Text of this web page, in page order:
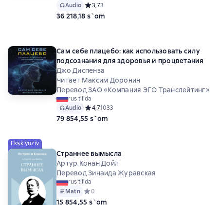
Audio Средний рейтинг 3,7 на основе 3 оценок
3,73
36 218,18 s`om
Сам себе плацебо: как использовать силу
подсознания для здоровья и процветания
Джо Диспенза
Читает Максим Доронин
Перевод ЗАО «Компания ЭГО Транслейтинг»
rus tilida
Audio Средний рейтинг 4,7 на основе 1033 оценок
4,71033
79 854,55 s`om
Eksklyuziv
Страннее вымысла
Артур Конан Дойл
Перевод Зинаида Журавская
rus tilida
Matn Средний рейтинг 0 на основе 0 оценок
0
15 854,55 s`om